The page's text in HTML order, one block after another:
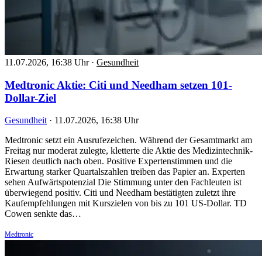
11.07.2026, 16:38 Uhr · Gesundheit
Medtronic Aktie: Citi und Needham setzen 101-
Dollar-Ziel
Gesundheit · 11.07.2026, 16:38 Uhr
Medtronic setzt ein Ausrufezeichen. Während der Gesamtmarkt am
Freitag nur moderat zulegte, kletterte die Aktie des Medizintechnik-
Riesen deutlich nach oben. Positive Expertenstimmen und die
Erwartung starker Quartalszahlen treiben das Papier an. Experten
sehen Aufwärtspotenzial Die Stimmung unter den Fachleuten ist
überwiegend positiv. Citi und Needham bestätigten zuletzt ihre
Kaufempfehlungen mit Kurszielen von bis zu 101 US-Dollar. TD
Cowen senkte das…
Medtronic